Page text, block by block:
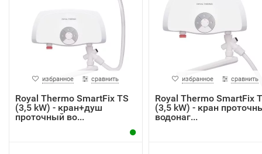
избранное сравнить
Royal Thermo SmartFix TS
(3,5 kW) - кран+душ
проточный во...
избранное сравнить
Royal Thermo SmartFix T
(3,5 kW) - кран
водонаг...